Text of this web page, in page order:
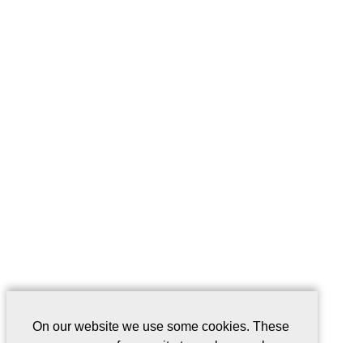
On our website we use some cookies. These